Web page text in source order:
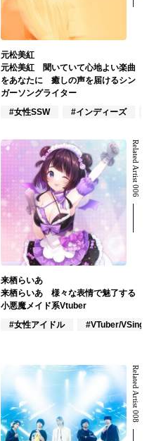
#ポップス
元松美紅
元松美紅 聞いていて心地よい楽曲
をあなたに 癒しの声を届けるシン
ガーソングライター
#女性SSW
#インディーズ
Related Artist 006
来栖らいあ
来栖らいあ 様々な表情で魅了する
小悪魔メイド系Vtuber
#女性アイドル
#VTuber/VSinger
Related Artist 008